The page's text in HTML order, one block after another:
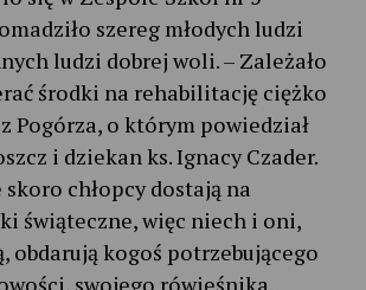
szereg młodych ludzi
ludzi dobrej woli. – Zależało
środki na rehabilitację ciężko
Pogórza, o którym powiedział
i dziekan ks. Ignacy Czader.
skoro chłopcy dostają na
świąteczne, więc niech i oni,
obdarują kogoś potrzebującego
swojego rówieśnika.